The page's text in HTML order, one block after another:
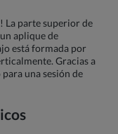
La parte superior de
aplique de
está formada por
Gracias a
una sesión de